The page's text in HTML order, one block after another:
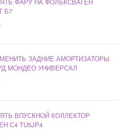
Б7
ЗАДНИЕ АМОРТИЗАТОРЫ
МОНДЕО УНИВЕРСАЛ
ВПУСКНОЙ КОЛЛЕКТОР
С4 TU5JP4